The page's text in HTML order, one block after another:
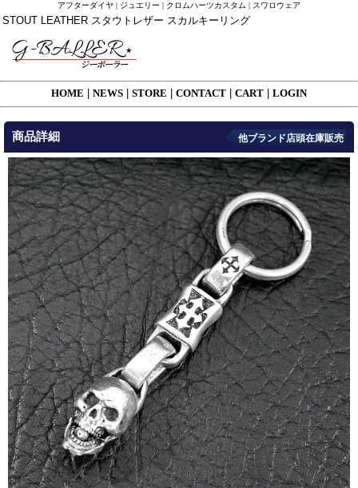
アフターダイヤ | ジュエリー | クロムハーツカスタム | スワロウェア
STOUT LEATHER スタウトレザー スカルキーリング
HOME NEWS STORE CONTACT CART LOGIN
商品詳細 他ブランド店頭在庫販売